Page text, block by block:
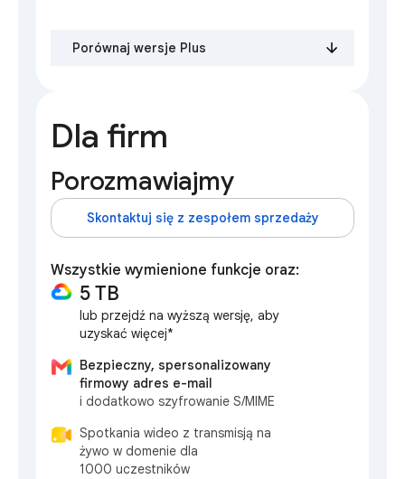
Porównaj wersje Plus
Dla firm
Porozmawiajmy
Skontaktuj się z zespołem sprzedaży
Wszystkie wymienione funkcje oraz:
5 TB
lub przejdź na wyższą wersję, aby
uzyskać więcej*
Bezpieczny, spersonalizowany
firmowy adres e-mail
i dodatkowo szyfrowanie S/MIME
Spotkania wideo z transmisją na
żywo w domenie dla
1000 uczestników